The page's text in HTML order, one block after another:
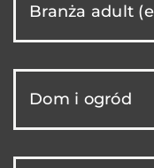
Branża adult
Dom i ogród